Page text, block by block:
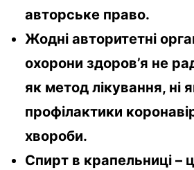
авторське право.
Жодні авторитетні
охорони здоров’я не
як метод лікування, ні
профілактики
хвороби.
Спирт в крапельниці –